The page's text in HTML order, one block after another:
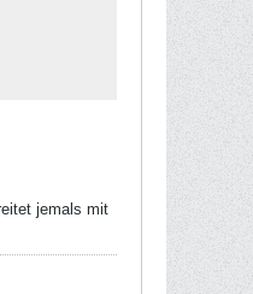
jemals mit